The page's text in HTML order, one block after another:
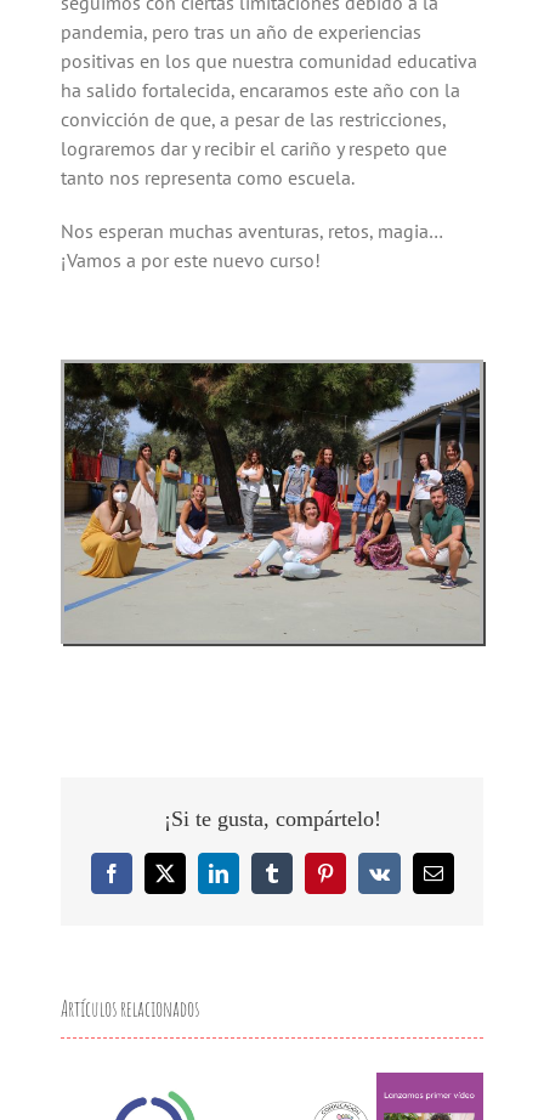
pandemia, pero tras un año de experiencias
positivas en los que nuestra comunidad educativa
ha salido fortalecida, encaramos este año con la
convicción de que, a pesar de las restricciones,
lograremos dar y recibir el cariño y respeto que
tanto nos representa como escuela.
Nos esperan muchas aventuras, retos, magia…
¡Vamos a por este nuevo curso!
¡Si te gusta, compártelo!
Facebook
X LinkedInTumblrPinterest
Vk
Correo
Artículos relacionados